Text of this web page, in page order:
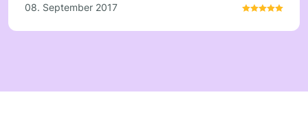
08. September 2017